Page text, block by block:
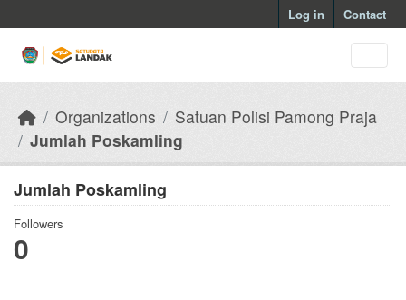
Log in Contact
Organizations
Satuan Polisi Pamong Praja
Jumlah Poskamling
Jumlah Poskamling
Followers
0